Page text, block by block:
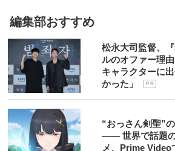
編集部おすすめ
松永大司監督、
ルのオファー理
キャラクターに
かった」
P R
“おっさん剣聖”
―― 世界で話題
メ、Prime Video